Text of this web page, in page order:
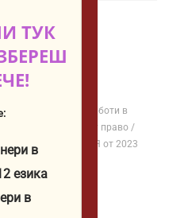
в ЮСТИЦИЯ. Работи в
с фокус върху право /
в ЮСТИЦИЯ от 2023
ТУК
в
езика
в